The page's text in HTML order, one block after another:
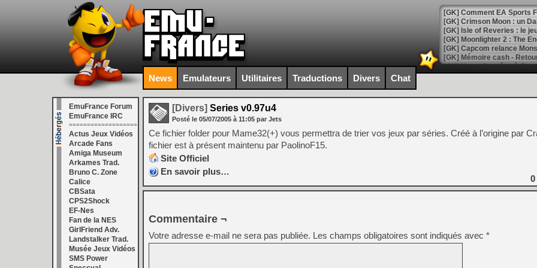
[GK] Comment EA Sports
[GK] Crimson Moon : un
[GK] Isle of Reveries : le
[GK] Moonlighter 2 : The
[GK] Capcom relance
[Mo5] Deux inédits du
[GK] Le beat'em up The
[GK] Endless Legend 2 :
[LS] [PS5] Le WebKit
[GK] Oubliez Crazy Taxi,
[LS] [Switch] NSZ 5.0.0
[GK] No More Room in
[GK] Un chatbot Atelier
[GK] Mémoire cash -
News Emulateurs Utilitaires Traductions Divers Chat
EmuFrance Forum
EmuFrance IRC
===================
Actus Jeux Vidéos
Arcade Fans
Amiga Museum
Arkames Trad.
Bruno C. Zone
Calice
CBSata
CPS2Shock
EF-Nes
Fan de la NES
GirlFriend Adv.
Landstalker Trad.
Musée Jeux Vidéos
SMS Power
[Divers] Series v0.97u4
Posté le 05/07/2005 à 11:05 par Jets
Ce fichier folder pour Mame32(+) vous permettra de trier vos jeux par séries. Créé à l’origine par
fichier est à présent maintenu par PaolinoF15.
Site Officiel
En savoir plus…
0
Commentaire ¬
Votre adresse e-mail ne sera pas publiée. Les champs obligatoires sont indiqués avec *